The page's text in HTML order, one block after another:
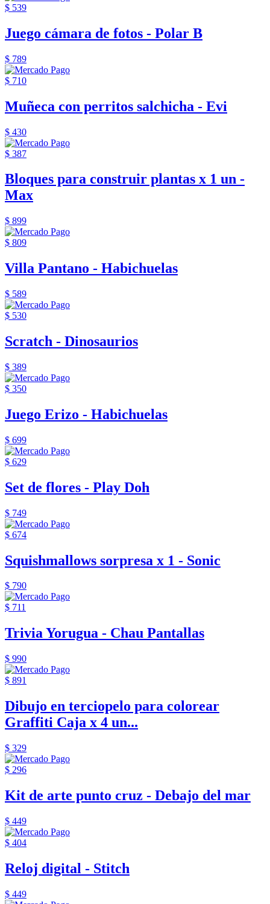
$ 539
Juego cámara de fotos - Polar B
$ 789
$ 710
Muñeca con perritos salchicha - Evi
$ 430
$ 387
Bloques para construir plantas x 1 un -
Max
$ 899
$ 809
Villa Pantano - Habichuelas
$ 589
$ 530
Scratch - Dinosaurios
$ 389
$ 350
Juego Erizo - Habichuelas
$ 699
$ 629
Set de flores - Play Doh
$ 749
$ 674
Squishmallows sorpresa x 1 - Sonic
$ 790
$ 711
Trivia Yorugua - Chau Pantallas
$ 990
$ 891
Dibujo en terciopelo para colorear
Graffiti Caja x 4 un...
$ 329
$ 296
Kit de arte punto cruz - Debajo del mar
$ 449
$ 404
Reloj digital - Stitch
$ 449